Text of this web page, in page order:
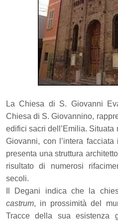
La Chiesa di S. Giovanni
Chiesa di S. Giovannino,
edifici sacri dell’Emilia. Situata
Giovanni, con l’intera
presenta una struttura
risultato di numerosi
secoli.
Il Degani indica che la
castrum, in prossimità del
Tracce della sua esistenza